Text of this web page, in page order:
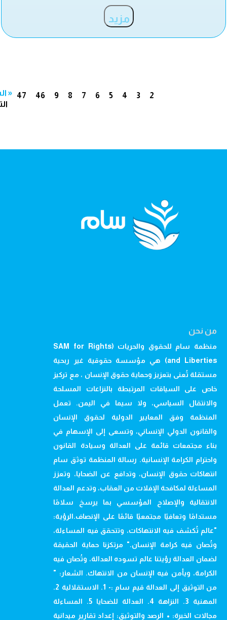
مزيد
« 2
3
4
5
6
7
8
9
46
47
من نحن
منظمة سام للحقوق والحريات (SAM for Rights
and Liberties) هي مؤسسة حقوقية غير ربحية
مستقلة تُعنى بتعزيز وحماية حقوق الإنسان ، مع تركيز
خاص على السياقات المرتبطة بالنزاعات المسلحة
والانتقال السياسي، ولا سيما في اليمن. تعمل
المنظمة وفق المعايير الدولية لحقوق الإنسان
والقانون الدولي الإنساني، وتسعى إلى الإسهام في
بناء مجتمعات قائمة على العدالة وسيادة القانون
واحترام الكرامة الإنسانية. رسالة المنظمة توثق سام
انتهاكات حقوق الإنسان، وتدافع عن الضحايا، وتعزز
المساءلة لمكافحة الإفلات من العقاب، وتدعم العدالة
الانتقالية والإصلاح المؤسسي بما يرسخ سلامًا
مستدامًا وتعافيًا مجتمعيًا قائمًا على الإنصاف.الرؤية:
"عالم تُكشف فيه الانتهاكات، وتتحقق فيه المساءلة،
وتُصان فيه كرامة الإنسان." مرتكزنا حماية الحقيقة
لضمان العدالة رؤيتنا عالم تسوده العدالة، وتُصان فيه
الكرامة، ويأمن فيه الإنسان من الانتهاك. الشعار: "
من التوثيق إلى العدالة قيم سام :- 1. الاستقلالية 2.
المهنية 3. النزاهة 4. العدالة للضحايا 5. المساءلة
مجالات الخبرة: • الرصد والتوثيق: إعداد تقارير ميدانية